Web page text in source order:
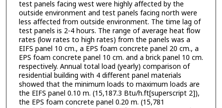
test panels facing west were highly affected by the
outside environment and test panels facing north were
less affected from outside environment. The time lag of
test panels is 2-4 hours. The range of average heat flow
rates (low rates to high rates) from the panels was a
EIFS panel 10 cm., a EPS foam concrete panel 20 cm., a
EPS foam concrete panel 10 cm. and a brick panel 10 cm.
respectively. Annual total load (yearly) comparison of
residential building with 4 different panel materials
showed that the minimum loads to maximum loads are
the EIFS panel 0.10 m. (15,187.3 Btu/h.ft[superscript 2]),
the EPS foam concrete panel 0.20 m. (15,781